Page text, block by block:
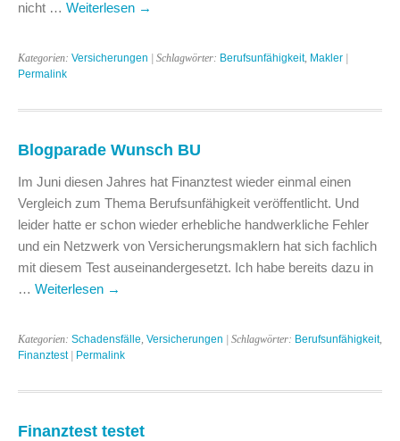
nicht … Weiterlesen →
Kategorien: Versicherungen | Schlagwörter: Berufsunfähigkeit, Makler |
Permalink
Blogparade Wunsch BU
Im Juni diesen Jahres hat Finanztest wieder einmal einen
Vergleich zum Thema Berufsunfähigkeit veröffentlicht. Und
leider hatte er schon wieder erhebliche handwerkliche Fehler
und ein Netzwerk von Versicherungsmaklern hat sich fachlich
mit diesem Test auseinandergesetzt. Ich habe bereits dazu in
… Weiterlesen →
Kategorien: Schadensfälle Versicherungen | Schlagwörter: Berufsunfähigkeit,
Finanztest| Permalink
Finanztest testet